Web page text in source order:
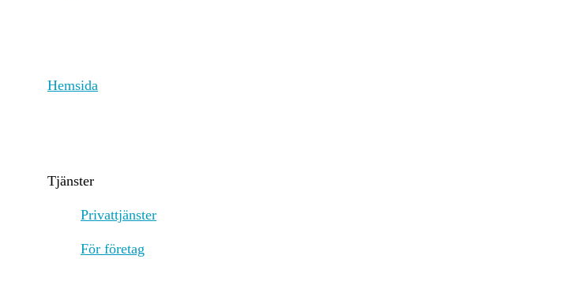
Periodens början
Periodens slut
Energiförbrukning
Hemsida
Tjänster
Privattjänster
För företag